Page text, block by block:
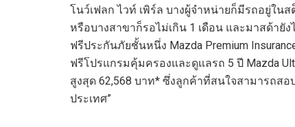
โนว์เฟลก ไวท์ เพิร์ล บางผู้จำหน่ายก็มีรถอยู่ใน
หรือบางสาขาก็รอไม่เกิน 1 เดือน และมาสด้ายัง
ฟรีประกันภัยชั้นหนึ่ง Mazda Premium
ฟรีโปรแกรมคุ้มครองและดูแลรถ 5 ปี Mazda
สูงสุด 62,568 บาท* ซึ่งลูกค้าที่สนใจสามารถส
ประเทศ”